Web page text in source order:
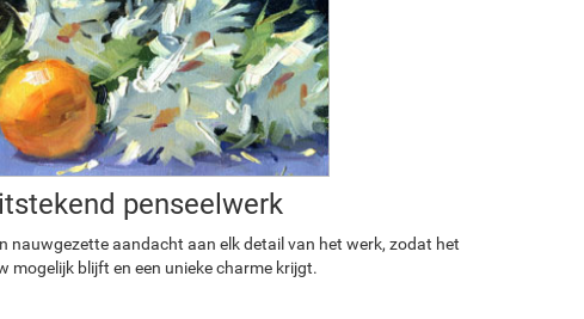
penseelwerk
nauwgezette aandacht aan elk detail van het werk, zodat het
mogelijk blijft en een unieke charme krijgt.